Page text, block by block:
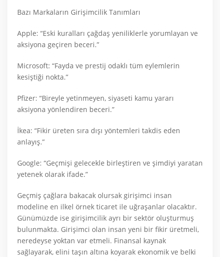
Bazı Markaların Girişimcilik Tanımları
Apple: “Eski kuralları çağdaş yeniliklerle yorumlayan ve
aksiyona geçiren beceri.”
Microsoft: “Fayda ve prestij odaklı tüm eylemlerin
kesiştiği nokta.”
Pfizer: “Bireyle yetinmeyen, siyaseti kamu yararı
aksiyona yönlendiren beceri.”
İkea: “Fikir üreten sıra dışı yöntemleri takdis eden
anlayış.”
Google: “Geçmişi gelecekle birleştiren ve şimdiyi yaratan
yetenek olarak ifade.”
Geçmiş çağlara bakacak olursak girişimci insan
modeline en ilkel örnek ticaret ile uğraşanlar olacaktır.
Günümüzde ise girişimcilik ayrı bir sektör oluşturmuş
bulunmakta. Girişimci olan insan yeni bir fikir üretmeli,
neredeyse yoktan var etmeli. Finansal kaynak
sağlayarak, elini taşın altına koyarak ekonomik ve belki